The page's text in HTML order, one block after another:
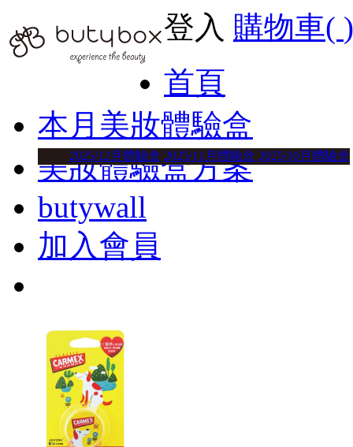
登入 購物車( )
首頁
本月美妝體驗盒
2025/12月體驗盒 2025/11月體驗盒 2025/10月體驗盒
美妝體驗盒方案
butywall
加入會員